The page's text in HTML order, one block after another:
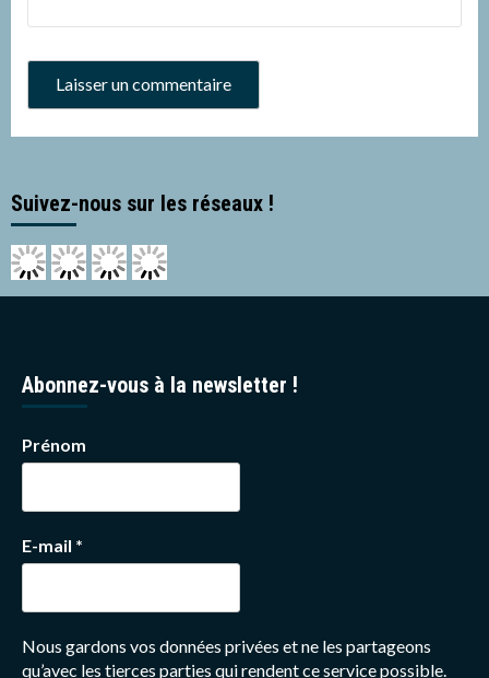
Suivez-nous sur les réseaux !
Abonnez-vous à la newsletter !
Prénom
E-mail *
Nous gardons vos données privées et ne les partageons
qu’avec les tierces parties qui rendent ce service possible.